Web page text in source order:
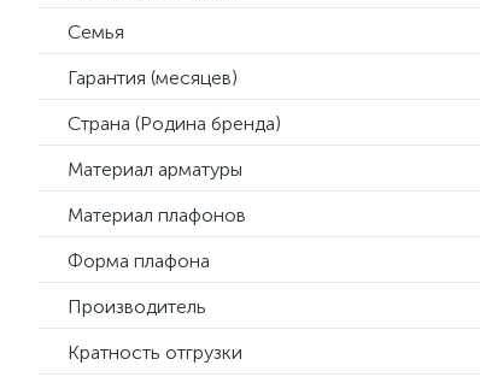
Семья
Гарантия (месяцев)
Страна (Родина бренда)
Материал арматуры
Материал плафонов
Форма плафона
Производитель
Кратность отгрузки